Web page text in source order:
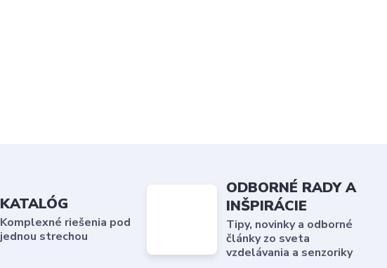
KATALÓG
Komplexné riešenia pod
jednou strechou
ODBORNÉ RADY A
INŠPIRÁCIE
Tipy, novinky a odborné
články zo sveta
vzdelávania a senzoriky